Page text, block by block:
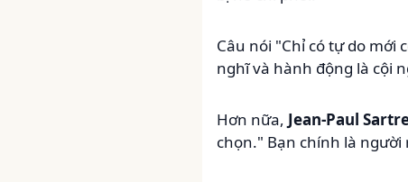
Câu nói "Chỉ có tự do mới
nghĩ và hành động là cội
Hơn nữa, Jean-Paul
chọn." Bạn chính là